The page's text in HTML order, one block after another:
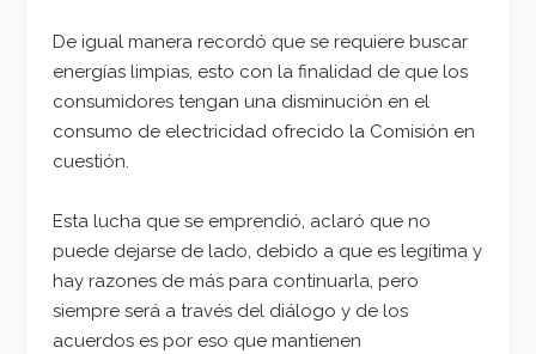
De igual manera recordó que se requiere buscar
energías limpias, esto con la finalidad de que los
consumidores tengan una disminución en el
consumo de electricidad ofrecido la Comisión en
cuestión.
Esta lucha que se emprendió, aclaró que no
puede dejarse de lado, debido a que es legítima y
hay razones de más para continuarla, pero
siempre será a través del diálogo y de los
acuerdos es por eso que mantienen